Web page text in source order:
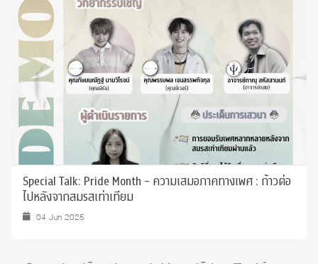
Special Talk: Pride Month - ความเสมอภาคทางเพศ : ก้าวต่อ
ไปหลังจากสมรสเท่าเทียม
04 Jun 2025